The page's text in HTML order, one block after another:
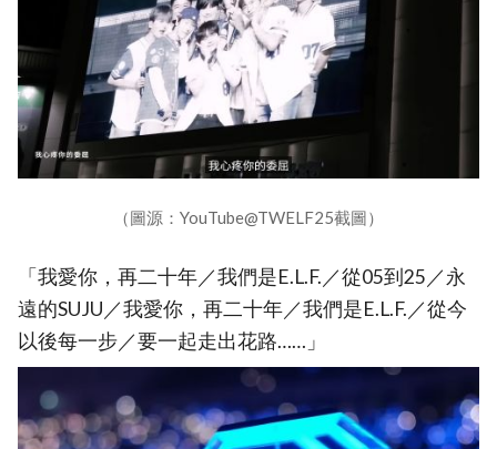
（圖源：YouTube@TWELF25截圖）
「我愛你，再二十年／我們是E.L.F.／從05到25／永
遠的SUJU／我愛你，再二十年／我們是E.L.F.／從今
以後每一步／要一起走出花路……」